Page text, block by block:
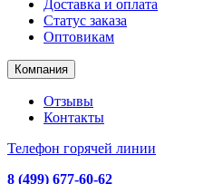
Доставка и оплата
Статус заказа
Оптовикам
Компания
Отзывы
Контакты
Телефон горячей линии
8 (499) 677-60-62